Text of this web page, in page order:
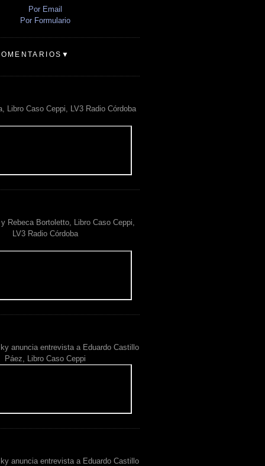
Por Email
Por Formulario
Libro Caso Ceppi, LV3 Radio Córdoba
Rebeca Bortoletto, Libro Caso Ceppi,
LV3 Radio Córdoba
anuncia entrevista a Eduardo Castillo
Páez, Libro Caso Ceppi
anuncia entrevista a Eduardo Castillo